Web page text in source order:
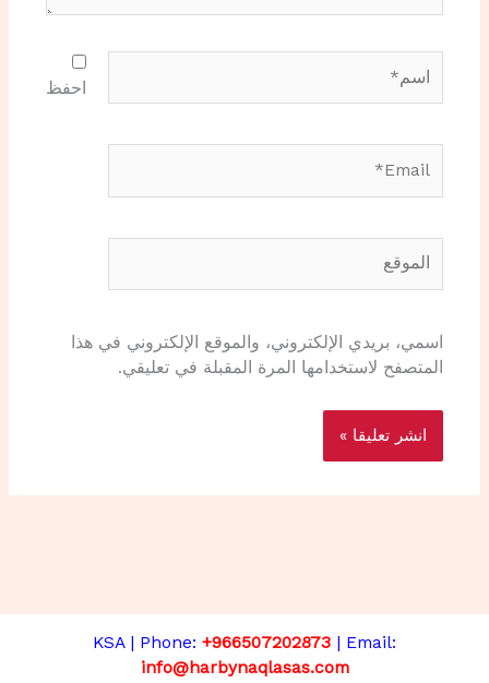
احفظ
اسمي، بريدي الإلكتروني، والموقع الإلكتروني في هذا
المتصفح لاستخدامها المرة المقبلة في تعليقي.
KSA | Phone: +966507202873 | Email:
info@harbynaqlasas.com